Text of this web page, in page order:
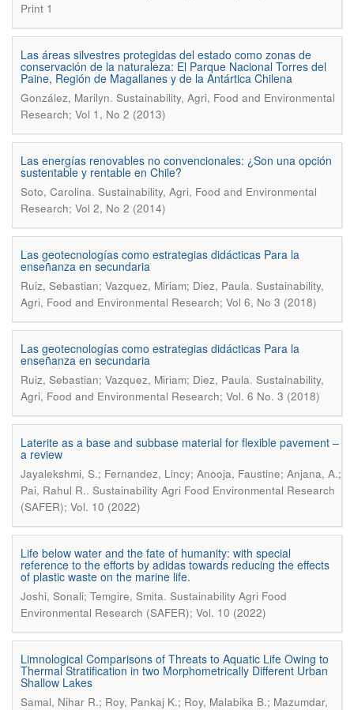
Print 1
Las áreas silvestres protegidas del estado como zonas de
conservación de la naturaleza: El Parque Nacional Torres del
Paine, Región de Magallanes y de la Antártica Chilena
González, Marilyn. Sustainability, Agri, Food and Environmental
Research; Vol 1, No 2 (2013)
Las energías renovables no convencionales: ¿Son una opción
sustentable y rentable en Chile?
Soto, Carolina. Sustainability, Agri, Food and Environmental
Research; Vol 2, No 2 (2014)
Las geotecnologías como estrategias didácticas Para la
enseñanza en secundaria
Ruiz, Sebastian; Vazquez, Miriam; Diez, Paula. Sustainability,
Agri, Food and Environmental Research; Vol 6, No 3 (2018)
Las geotecnologías como estrategias didácticas Para la
enseñanza en secundaria
Ruiz, Sebastian; Vazquez, Miriam; Diez, Paula. Sustainability,
Agri, Food and Environmental Research; Vol. 6 No. 3 (2018)
Laterite as a base and subbase material for flexible pavement –
a review
Jayalekshmi, S.; Fernandez, Lincy; Anooja, Faustine; Anjana, A.;
Pai, Rahul R.. Sustainability Agri Food Environmental Research
(SAFER); Vol. 10 (2022)
Life below water and the fate of humanity: with special
reference to the efforts by adidas towards reducing the effects
of plastic waste on the marine life.
Joshi, Sonali; Temgire, Smita. Sustainability Agri Food
Environmental Research (SAFER); Vol. 10 (2022)
Limnological Comparisons of Threats to Aquatic Life Owing to
Thermal Stratification in two Morphometrically Different Urban
Shallow Lakes
Samal, Nihar R.; Roy, Pankaj K.; Roy, Malabika B.; Mazumdar,